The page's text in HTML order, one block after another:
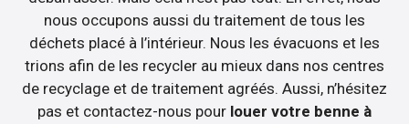
nous occupons aussi du traitement de tous les
déchets placé à l’intérieur. Nous les évacuons et les
trions afin de les recycler au mieux dans nos centres
de recyclage et de traitement agréés. Aussi, n’hésitez
pas et contactez-nous pour louer votre benne à